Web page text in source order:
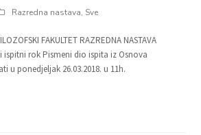
Razredna nastava, Sve
FAKULTET RAZREDNA NASTAVA
Pismeni dio ispita iz Osnova
u ponedjeljak 26.03.2018. u 11h.